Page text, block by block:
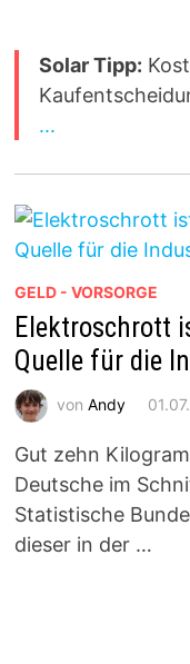
Solar Tipp:
...
GELD - VORSORGE
Elektroschrott
Quelle für die
von Andy 01.07.
Gut zehn
Deutsche im
Statistische
dieser in der …